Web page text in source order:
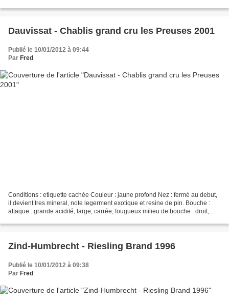
Dauvissat - Chablis grand cru les Preuses 2001
Publié le 10/01/2012 à 09:44
Par Fred
Conditions : etiquette cachée Couleur : jaune profond Nez : fermé au debut,
il devient tres mineral, note legerment exotique et resine de pin. Bouche :
attaque : grande acidité, large, carrée, fougueux milieu de bouche : droit,
Zind-Humbrecht - Riesling Brand 1996
Publié le 10/01/2012 à 09:38
Par Fred